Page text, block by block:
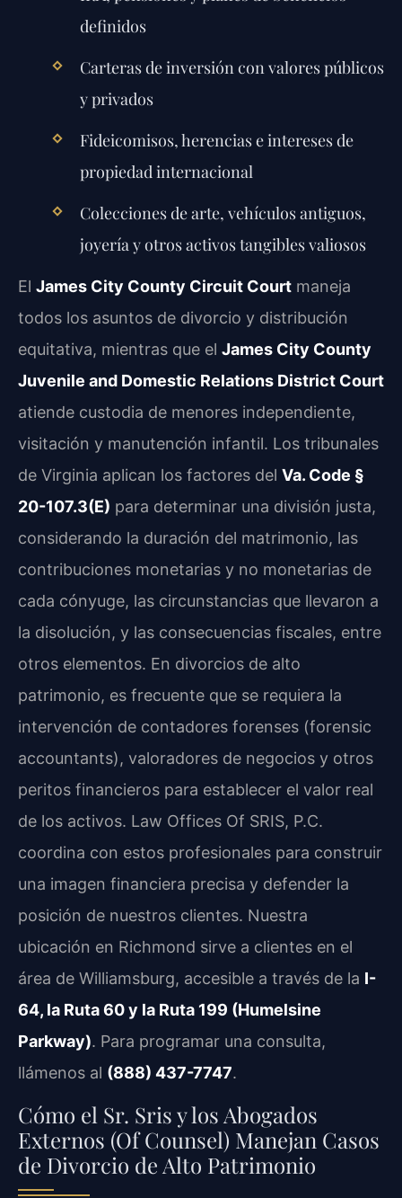
definidos
Carteras de inversión con valores públicos
y privados
Fideicomisos, herencias e intereses de
propiedad internacional
Colecciones de arte, vehículos antiguos,
joyería y otros activos tangibles valiosos
El James City County Circuit Court maneja
todos los asuntos de divorcio y distribución
equitativa, mientras que el James City County
Juvenile and Domestic Relations District Court
atiende custodia de menores independiente,
visitación y manutención infantil. Los tribunales
de Virginia aplican los factores del Va. Code §
20-107.3(E) para determinar una división justa,
considerando la duración del matrimonio, las
contribuciones monetarias y no monetarias de
cada cónyuge, las circunstancias que llevaron a
la disolución, y las consecuencias fiscales, entre
otros elementos. En divorcios de alto
patrimonio, es frecuente que se requiera la
intervención de contadores forenses (forensic
accountants), valoradores de negocios y otros
peritos financieros para establecer el valor real
de los activos. Law Offices Of SRIS, P.C.
coordina con estos profesionales para construir
una imagen financiera precisa y defender la
posición de nuestros clientes. Nuestra
ubicación en Richmond sirve a clientes en el
área de Williamsburg, accesible a través de la I-
64, la Ruta 60 y la Ruta 199 (Humelsine
Parkway). Para programar una consulta,
llámenos al (888) 437-7747.
Cómo el Sr. Sris y los Abogados
Externos (Of Counsel) Manejan Casos
de Divorcio de Alto Patrimonio